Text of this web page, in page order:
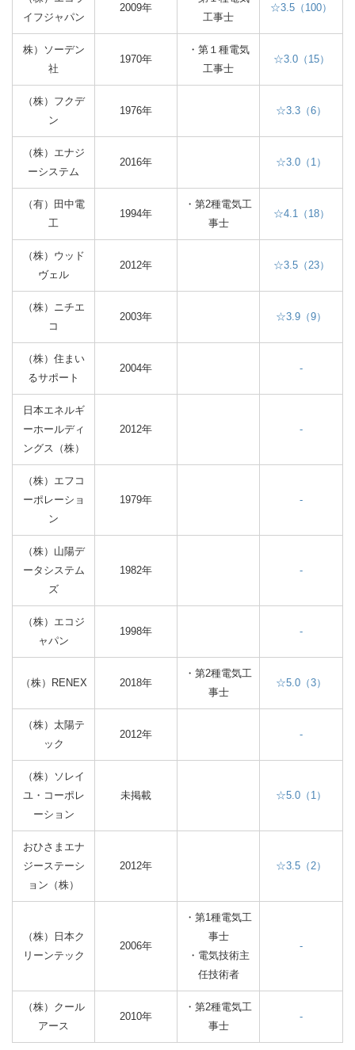
イフジャパン
2009年
工事士
☆3.5（100）
株）ソーデン
社
1970年
・第１種電気
工事士
☆3.0（15）
（株）フクデ
ン
1976年 ☆3.3（6）
（株）エナジ
ーシステム
2016年 ☆3.0（1）
（有）田中電
工
1994年
・第2種電気工
事士
☆4.1（18）
（株）ウッド
ヴェル
2012年 ☆3.5（23）
（株）ニチエ
コ
2003年 ☆3.9（9）
（株）住まい
るサポート
2004年 -
日本エネルギ
ーホールディ
ングス（株）
2012年 -
（株）エフコ
ーポレーショ
ン
1979年 -
（株）山陽デ
ータシステム
ズ
1982年 -
（株）エコジ
ャパン
1998年 -
（株）RENEX 2018年
・第2種電気工
事士
☆5.0（3）
（株）太陽テ
ック
2012年 -
（株）ソレイ
ユ・コーポレ
ーション
未掲載 ☆5.0（1）
おひさまエナ
ジーステーシ
ョン（株）
2012年 ☆3.5（2）
（株）日本ク
リーンテック
2006年
・第1種電気工
事士
・電気技術主
任技術者
-
（株）クール
アース
2010年
・第2種電気工
事士
-